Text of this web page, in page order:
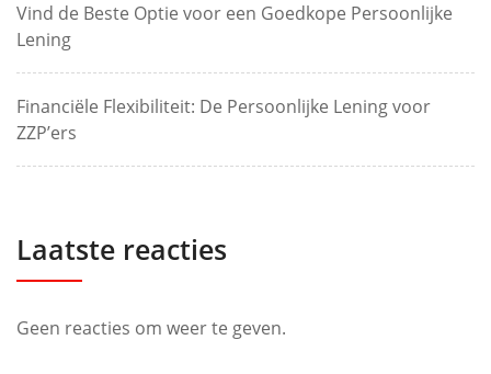
Vind de Beste Optie voor een Goedkope Persoonlijke
Lening
Financiële Flexibiliteit: De Persoonlijke Lening voor
ZZP’ers
Laatste reacties
Geen reacties om weer te geven.